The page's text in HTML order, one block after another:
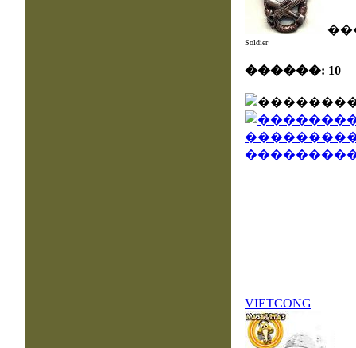
Soldier
������: 10
VIETCONG